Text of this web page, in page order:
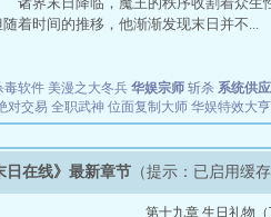
随着时间的推移，他渐渐发现末日并不...
毒软件 美漫之大冬兵 华娱宗师 斩杀 系统供
对交易 全职武神 位面复制大师 华娱特效大亨
日在线》最新章节 （提示：已启用缓
第十九章 生日礼物